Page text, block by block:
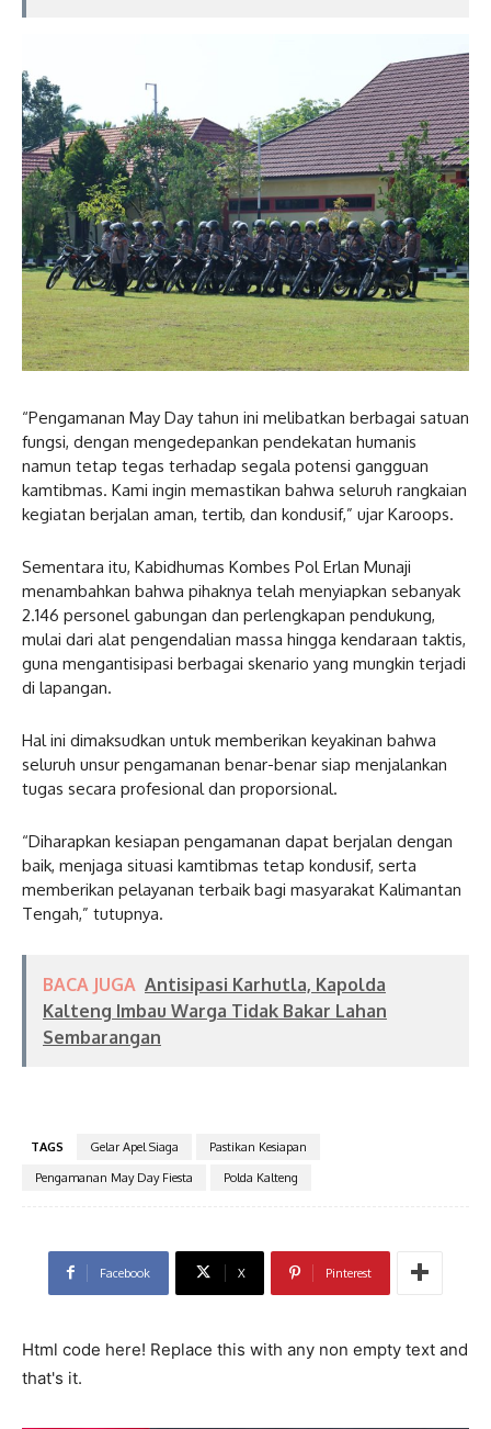
“Pengamanan May Day tahun ini melibatkan berbagai satuan
fungsi, dengan mengedepankan pendekatan humanis
namun tetap tegas terhadap segala potensi gangguan
kamtibmas. Kami ingin memastikan bahwa seluruh rangkaian
kegiatan berjalan aman, tertib, dan kondusif,” ujar Karoops.
Sementara itu, Kabidhumas Kombes Pol Erlan Munaji
menambahkan bahwa pihaknya telah menyiapkan sebanyak
2.146 personel gabungan dan perlengkapan pendukung,
mulai dari alat pengendalian massa hingga kendaraan taktis,
guna mengantisipasi berbagai skenario yang mungkin terjadi
di lapangan.
Hal ini dimaksudkan untuk memberikan keyakinan bahwa
seluruh unsur pengamanan benar-benar siap menjalankan
tugas secara profesional dan proporsional.
“Diharapkan kesiapan pengamanan dapat berjalan dengan
baik, menjaga situasi kamtibmas tetap kondusif, serta
memberikan pelayanan terbaik bagi masyarakat Kalimantan
Tengah,” tutupnya.
BACA JUGA Antisipasi Karhutla, Kapolda
Kalteng Imbau Warga Tidak Bakar Lahan
Sembarangan
TAGS Gelar Apel Siaga
Pastikan Kesiapan
Pengamanan May Day Fiesta
Polda Kalteng
Facebook X Pinterest
Html code here! Replace this with any non empty text and
that's it.